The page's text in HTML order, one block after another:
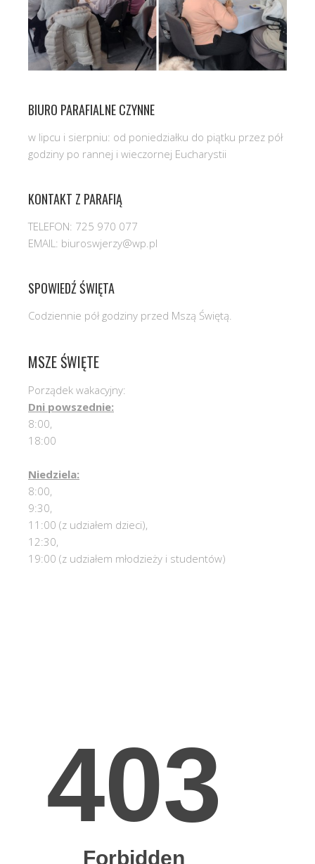
BIURO PARAFIALNE CZYNNE
w lipcu i sierpniu: od poniedziałku do piątku przez pół
godziny po rannej i wieczornej Eucharystii
KONTAKT Z PARAFIĄ
TELEFON: 725 970 077
EMAIL: biuroswjerzy@wp.pl
SPOWIEDŹ ŚWIĘTA
Codziennie pół godziny przed Mszą Świętą.
MSZE ŚWIĘTE
Porządek wakacyjny:
Dni powszednie:
8:00,
18:00
Niedziela:
8:00,
9:30,
11:00 (z udziałem dzieci),
12:30,
19:00 (z udziałem młodzieży i studentów)